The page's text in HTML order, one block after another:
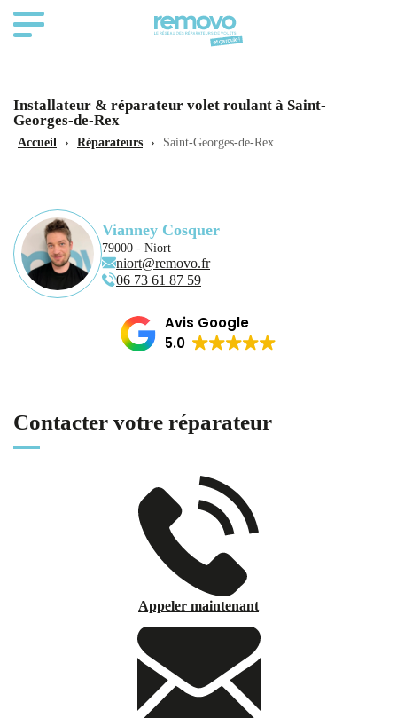
Installateur & réparateur volet roulant à Saint-
Georges-de-Rex
Accueil › Réparateurs › Saint-Georges-de-Rex
Vianney Cosquer
79000 - Niort
niort@removo.fr
06 73 61 87 59
Avis Google
5.0
Contacter votre réparateur
Appeler maintenant